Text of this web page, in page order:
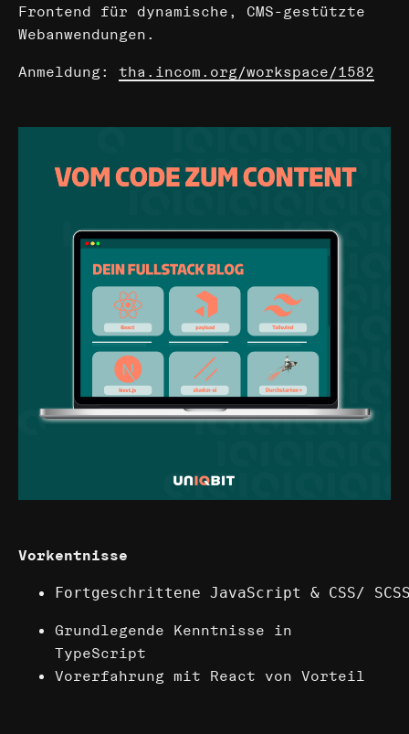
Frontend für dynamische, CMS-gestützte
Webanwendungen.
Anmeldung: tha.incom.org/workspace/1582
Vorkentnisse
Fortgeschrittene JavaScript & CSS/
Grundlegende Kenntnisse in
TypeScript
Vorerfahrung mit React von Vorteil